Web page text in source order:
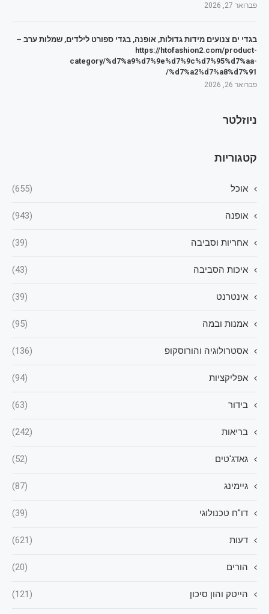
פברואר 27, 2026
בגדי ים צנועים מידות גדולות, אופנה, בגדי ספורט לילדים, שמלות ערב –
https://htofashion2.com/product-
category/%d7%a9%d7%9e%d7%9c%d7%95%d7%aa-
%d7%a2%d7%a8%d7%91/
פברואר 26, 2026
ניוזלטר
קטגוריות
אוכל (655)
אופנה (943)
אחריות וסביבה (39)
איכות הסביבה (43)
אינטרנט (39)
אמנות ובמה (95)
אסטרולוגיה והורוסקופ (136)
אפליקציות (94)
בידור (63)
בריאות (242)
גאדג'טים (52)
גיימינג (87)
דו"ח טכנולוגי (39)
דעות (621)
הורים (20)
הייטק והון סיכון (121)